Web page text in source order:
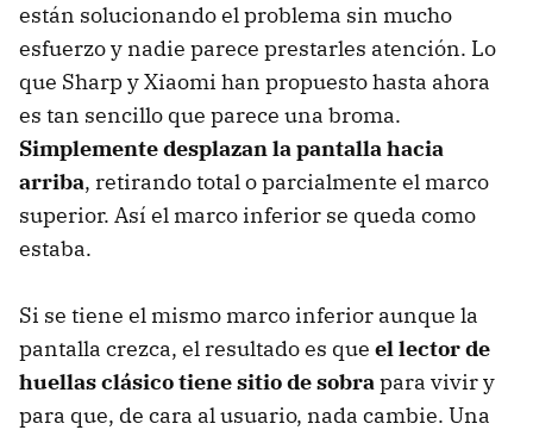
están solucionando el problema sin mucho
esfuerzo y nadie parece prestarles atención. Lo
que Sharp y Xiaomi han propuesto hasta ahora
es tan sencillo que parece una broma.
Simplemente desplazan la pantalla hacia
arriba, retirando total o parcialmente el marco
superior. Así el marco inferior se queda como
estaba.
Si se tiene el mismo marco inferior aunque la
pantalla crezca, el resultado es que el lector de
huellas clásico tiene sitio de sobrapara vivir y
para que, de cara al usuario, nada cambie. Una